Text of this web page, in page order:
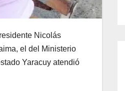
Nicolás
el del Ministerio
Yaracuy atendió